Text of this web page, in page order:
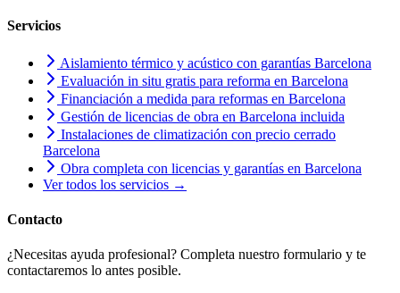
Servicios
Aislamiento térmico y acústico con garantías Barcelona
Evaluación in situ gratis para reforma en Barcelona
Financiación a medida para reformas en Barcelona
Gestión de licencias de obra en Barcelona incluida
Instalaciones de climatización con precio cerrado
Barcelona
Obra completa con licencias y garantías en Barcelona
Ver todos los servicios →
Contacto
¿Necesitas ayuda profesional? Completa nuestro formulario y te
contactaremos lo antes posible.